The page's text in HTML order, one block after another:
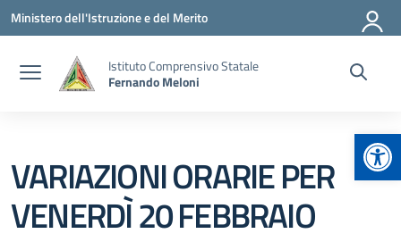
Vai ai contenuti
Vai al menu di navigazione
Vai al footer
Ministero dell'Istruzione e del Merito
Istituto Comprensivo Statale
Fernando Meloni
VARIAZIONI ORARIE PER
VENERDÌ 20 FEBBRAIO